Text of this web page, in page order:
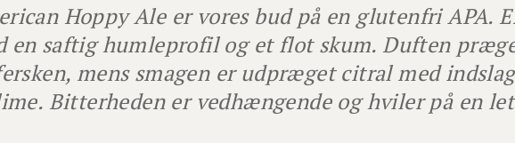
Hoppy Aleer vores bud på en glutenfriAPA.
en saftig humleprofil og et flot skum. Duften
mens smagen er udpræget citral med
Bitterheden er vedhængende og hviler på en